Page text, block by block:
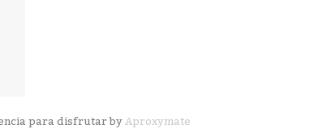
para disfrutar by Aproxymate